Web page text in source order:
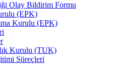
Olay Bildirim Formu
(EPK)
Kurulu (EPK)
Kurulu (TUK)
Süreçleri